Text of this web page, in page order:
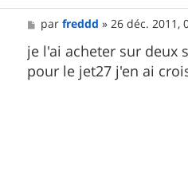
M
e
s
s
a
parfreddd »26 déc. 2011,
je l'ai acheter sur deux
pour le jet27 j'en ai